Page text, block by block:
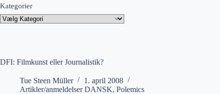
DFI: Filmkunst eller Journalistik?
Tue Steen Müller
1. april 2008
Artikler/anmeldelser DANSK, Polemics
Kategorier